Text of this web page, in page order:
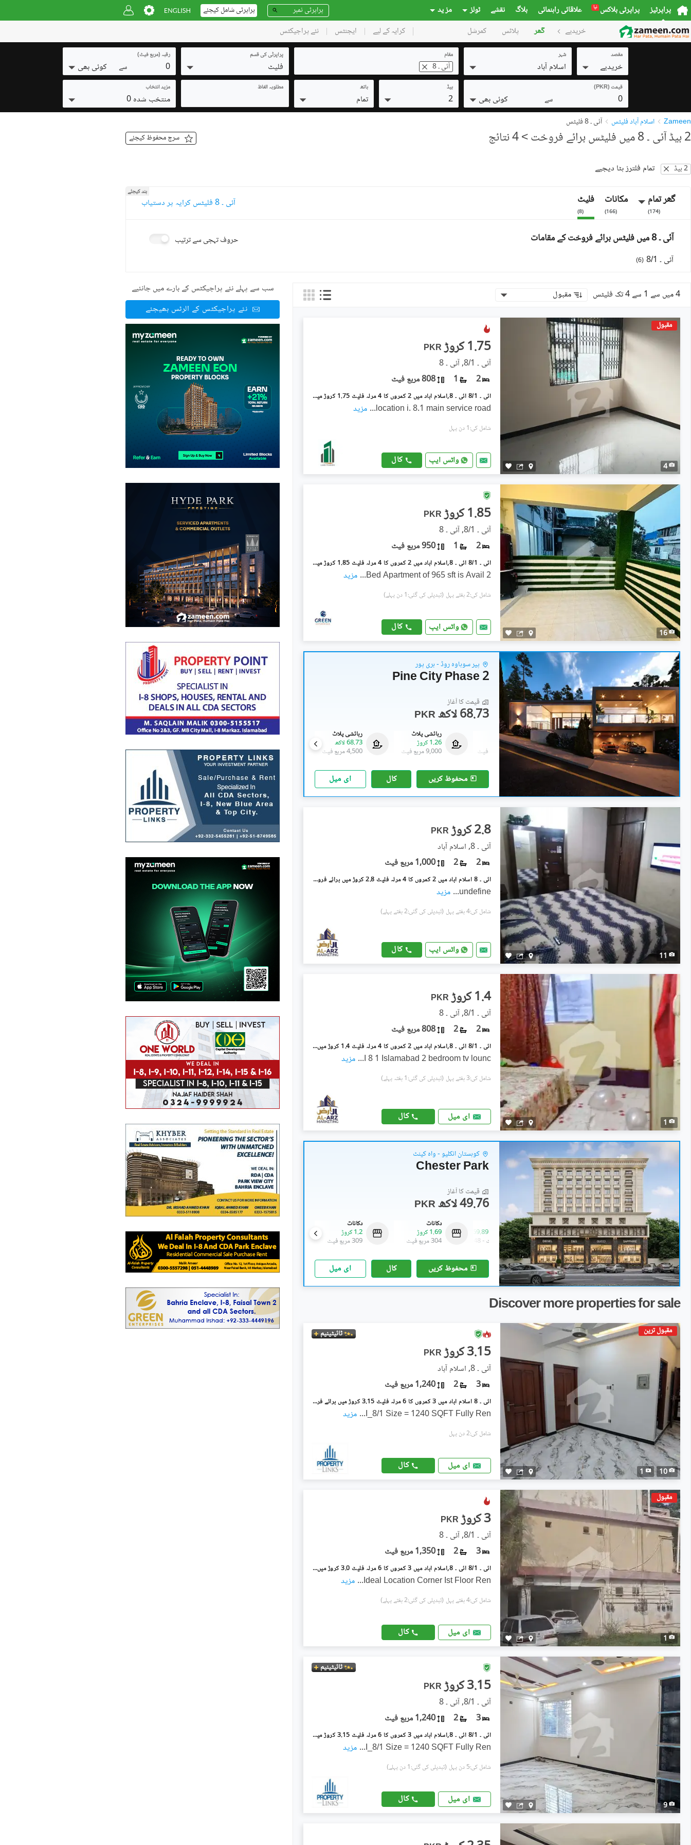
پراپرٹیز پراپرٹی بلاکس نیا علاقائی راہنمائی بلاگ نقشے ٹولز مز ید پراپرٹی شامل کیجئے
خریدیے گھر پلاٹس کمرشل کرایہ کے لیے ایجنٹس نئے پراجیکٹس
مقصد
خریدیے
شہر
اسلام آباد
مقام
آئی ۔ 8
پراپرٹی کی قسم
فلیٹ
رقبہ (مربع فیٹ)
0 سے کوئی بھی
قیمت (PKR)
0 سے کوئی بھی
بیڈ
2
باتھ
تمام
مطلوبہ الفاظ مزید انتخاب
منتخب شدہ 0
Zameen اسلام آباد فلیٹس آئی ۔ 8 فلیٹس
2 بیڈ آئی ۔ 8 میں فلیٹس برائے فروخت > 4 نتائج سرچ محفوظ کیجئے
2 بیڈ تمام فلترز ہٹا دیجیے
گھر تمام
(
174
)
مکانات
(
166
)
فلیٹ
(
8
)
آئی ۔ 8 فلیٹس کرایہ پر دستیاب
بند کیجئے
آئی ۔ 8 میں فلیٹس برائے فروخت کے مقامات حروف تہجی سے ترتیب
آئی ۔ 8/1 (
6
)
4 میں سے 1 سے 4 تک فلیٹس مقبول
مقبول
4
PKR 1.75 کروڑ
آئی ۔ 8/1, آئی ۔ 8
2
1 808 مربع فیٹ
آئی ۔ 8/1 آئی ۔ 8,اسلام آباد میں 2 کمروں کا 4 مرلہ فلیٹ 1.75 کروڑ میں برائے فروخت۔
location i. 8.1 main service road
... مزید
شامل کی:1 دن پہل
واٹس ایپ کال
16
PKR 1.85 کروڑ
آئی ۔ 8/1, آئی ۔ 8
2
1 950 مربع فیٹ
آئی ۔ 8/1 آئی ۔ 8,اسلام آباد میں 2 کمروں کا 4 مرلہ فلیٹ 1.85 کروڑ میں برائے فروخت۔
2 Bed Apartment of 965 sft is Avail
... مزید
شامل کی:2 ہفتے پہل (تبدیلی کی گئی:1 دن پہلے)
واٹس ایپ کال
پیر سوہاوہ روڈ - ہری پور
Pine City Phase 2
قیمت کا آغاز
PKR 68.73 لاکھ
رہائشی پلاٹ
9,000 مربع فیٹ
رہائشی پلاٹ
18,000 مربع فیٹ
رہائشی پلاٹ
68.73 لاکھ
4,500 مربع فیٹ
رہائشی پلاٹ
1.26 کروڑ
9,000 مربع فیٹ
رہائشی پلاٹ
2.29 کروڑ
18,000 مربع فیٹ
محفوظ کریں کال ای میل
11
PKR 2.8 کروڑ
آئی ۔ 8, اسلام آباد
2
2 1,000 مربع فیٹ
آئی ۔ 8 اسلام آباد میں 2 کمروں کا 4 مرلہ فلیٹ 2.8 کروڑ میں برائے فروخت۔
undefine
... مزید
شامل کی:4 ہفتے پہل (تبدیلی کی گئی:2 ہفتے پہلے)
واٹس ایپ کال
1
PKR 1.4 کروڑ
آئی ۔ 8/1, آئی ۔ 8
2
2 808 مربع فیٹ
آئی ۔ 8/1 آئی ۔ 8,اسلام آباد میں 2 کمروں کا 4 مرلہ فلیٹ 1.4 کروڑ میں برائے فروخت۔
I 8 1 Islamabad 2 bedroom tv lounc
... مزید
شامل کی:3 ہفتے پہل (تبدیلی کی گئی:1 ہفتہ پہلے)
ای میل کال
کوہستان انکلیو - واہ کینٹ
Chester Park
قیمت کا آغاز
PKR 49.76 لاکھ
1.69 کروڑ
304 مربع فیٹ
49.76 لاکھ
-69.89 لاکھ
-448 مربع فیٹ
دکانات
1.2 کروڑ
309 مربع فیٹ
دکانات
1.69 کروڑ
304 مربع فیٹ
فلیٹ
49.76 لاکھ
69.89 لاکھ
319 مربع فیٹ
-448 مربع فیٹ
محفوظ کریں کال ای میل
Discover more properties for sale
مقبول ترین
10
1
ٹائیٹینیم
PKR 3.15 کروڑ
آئی ۔ 8, اسلام آباد
3
2 1,240 مربع فیٹ
آئی ۔ 8 اسلام آباد میں 3 کمروں کا 6 مرلہ فلیٹ 3.15 کروڑ میں برائے فروخت۔
I_8/1 Size = 1240 SQFT Fully Ren
... مزید
شامل کی:2 دن پہل
ای میل کال
مقبول
1
PKR 3 کروڑ
آئی ۔ 8/1, آئی ۔ 8
3
2 1,350 مربع فیٹ
آئی ۔ 8/1 آئی ۔ 8,اسلام آباد میں 3 کمروں کا 6 مرلہ فلیٹ 3.0 کروڑ میں برائے فروخت۔
Ideal Location Corner Ist Floor Ren
... مزید
شامل کی:4 ہفتے پہل (تبدیلی کی گئی:2 ہفتے پہلے)
ای میل کال
9
ٹائیٹینیم
PKR 3.15 کروڑ
آئی ۔ 8/1, آئی ۔ 8
3
2 1,240 مربع فیٹ
آئی ۔ 8/1 آئی ۔ 8,اسلام آباد میں 3 کمروں کا 6 مرلہ فلیٹ 3.15 کروڑ میں برائے فروخت۔
I_8/1 Size = 1240 SQFT Fully Ren
... مزید
شامل کی:5 دن پہل (تبدیلی کی گئی:1 دن پہلے)
ای میل کال
سب سے پہلے نئے پراجیکٹس کے بارے میں جانئیے
نئے پراجیکٹس کے الرٹس بھیجئے